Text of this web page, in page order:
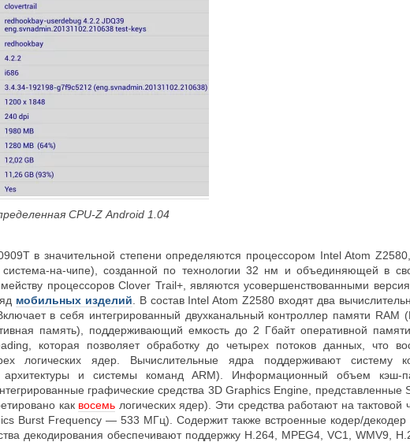
CPU-Z Android 1.04
в значительной степени определяются процессором Intel Atom
на-чипе), созданной по технологии 32 нм и объединяющей в
процессоров Clover Trail+, являются усовершенствованными
мобильных изделий . В состав Intel Atom Z2580 входят два
в себя интегрированный двухканальный контроллер памяти
память), поддерживающий емкость до 2 Гбайт оперативной памяти
которая позволяет обработку до четырех потоков данных, что
логических ядер. Вычислительные ядра поддерживают систему
архитектуры и системы команд ARM). Информационный объем кэш-
графические средства 3D Graphics Engine, представленные
как восемь логических ядер). Эти средства работают на
Burst Frequency — 533 МГц). Содержит также встроенные кодер/декодер
декодирования обеспечивают поддержку H.264, MPEG4, VC1, WMV9,